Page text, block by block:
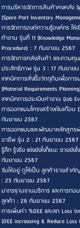
การบริหารจัดการสินค้าคงคลัง
(Spare Part Inventory
การจัดการองค์ความรู้องค์กร ให้
ทำงาน รุ่นที่ 11 (Knowledge
Procedure) : 7 กันยายน 2567
การจัดการคลังสินค้า และควบคุ
ประสิทธิภาพ รุ่น 3 : 17 กันยาย
เทคนิคการสั่งซื้อวัตถุดิบเพื่อกา
(Material Requirements
เทคนิคการประเมินค่างาน (Job
การออกแบบโครงสร้างเงินเดือน
กันยายน 2567
การออกแบบและพัฒนาหลักสูต
อาชีพ รุ่น 2 : 21 กันยายน 2567
รู้ลึก รู้จริง แข่งยังไงก็ชนะ ขายยัง
กันยายน 2567
จับให้อยู่ ดูให้เป็น ลูกค้ารายสำคั
: 25 กันยายน 2567
มาตรฐานงานบริการ และการตอ
ลูกค้า : 26 กันยายน 2567
การเพิ่มค่า %OEE และลด Loss
(OEE increasing & Reduce